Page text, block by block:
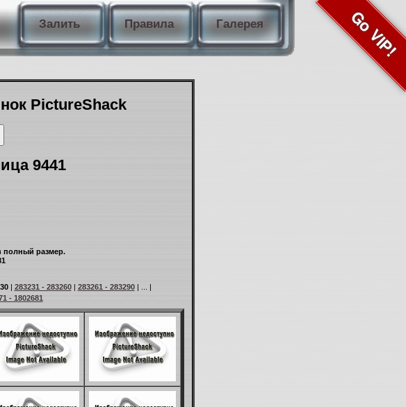
Залить Правила Галерея Go VIP!
PictureShack
9441
полный размер.
| 283231 - 283260| 283261 - 283290| ... |
- 1802681